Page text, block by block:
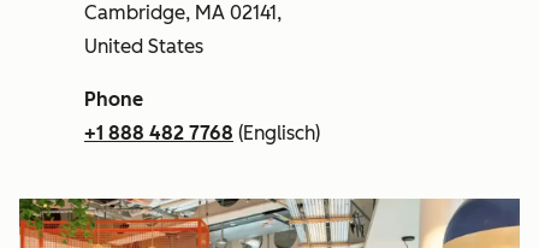
Cambridge, MA 02141,
United States
Phone
+1 888 482 7768 (Englisch)